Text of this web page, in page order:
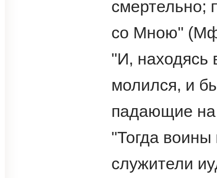
смертельно;
со Мною"
"И, находясь
молился, и
падающие
"Тогда
служители